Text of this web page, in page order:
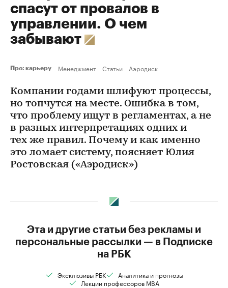
спасут от провалов в
управлении. О чем
забывают
Про: карьеру Менеджмент Статьи Аэродиск
Компании годами шлифуют процессы,
но топчутся на месте. Ошибка в том,
что проблему ищут в регламентах, а не
в разных интерпретациях одних и
тех же правил. Почему и как именно
это ломает систему, поясняет Юлия
Ростовская («Аэродиск»)
Эта и другие статьи без рекламы и
персональные рассылки — в Подписке
на РБК
Эксклюзивы РБК
Аналитика и прогнозы
Лекции профессоров MBA